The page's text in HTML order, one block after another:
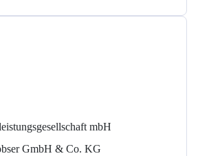
mbH
GmbH & Co. KG